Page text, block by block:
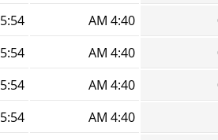
4:40 AM
5:54 AM
4:40 AM
5:54 AM
4:40 AM
5:54 AM
4:40 AM
5:54 AM